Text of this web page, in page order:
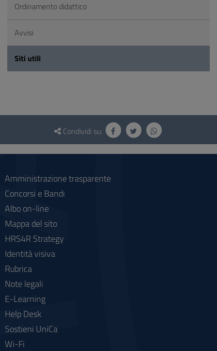
Ordinamento didattico
Avvisi
Siti utili
Questionario
social
Condividi su:
Amministrazione trasparente
Concorsi e Bandi
Albo on-line
Mappa del sito
HRS4R Strategy
Identità visiva
Rubrica
Note legali
E-Learning
Help Desk
Sostieni UniCa
Wi-Fi